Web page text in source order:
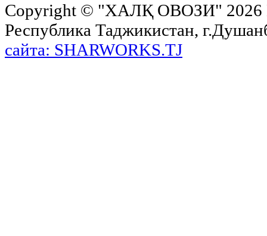
Copyright © "ХАЛҚ ОВОЗИ"
Республика Таджикистан,
сайта: SHARWORKS.TJ